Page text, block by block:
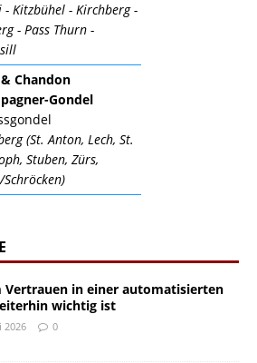
- Kitzbühel - Kirchberg -
- Pass Thurn -
Chandon
Gondel
(St. Anton, Lech, St.
Stuben, Zürs,
Vertrauen in einer automatisierten
wichtig ist
2026 0